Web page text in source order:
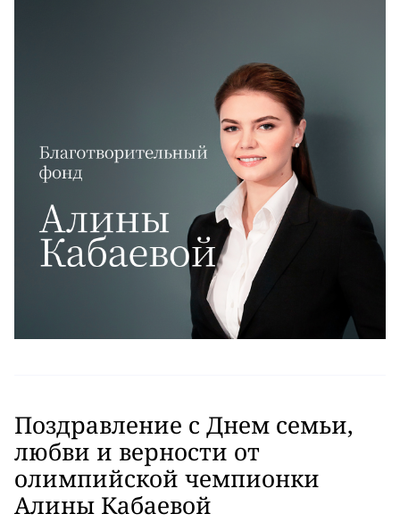
Поздравление с Днем семьи,
любви и верности от
олимпийской чемпионки
Алины Кабаевой